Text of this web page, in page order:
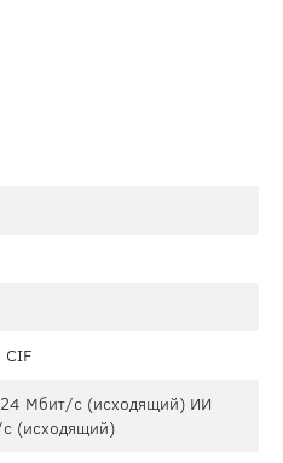
Мбит/с (исходящий) ИИ
(исходящий)